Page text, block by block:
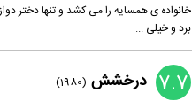
خانواده ی همسایه را می کشد و تنها دختر
برد و خیلی ...
7.7 درخشش (1980)